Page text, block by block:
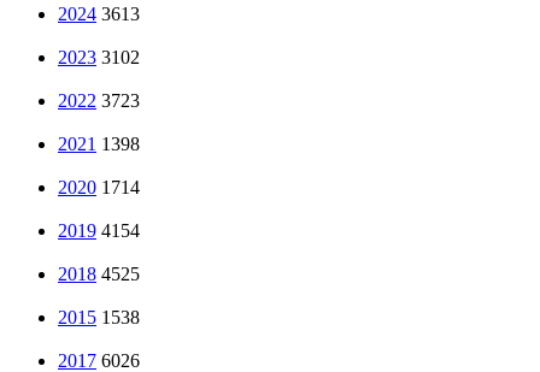
2024 3613
2023 3102
2022 3723
2021 1398
2020 1714
2019 4154
2018 4525
2015 1538
2017 6026